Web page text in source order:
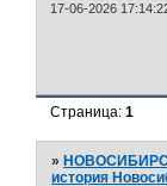
17-06-2026
Страница:1
»
история